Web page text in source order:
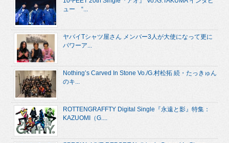
ュー “...
ヤバイTシャツ屋さん メンバー3人が大使になって更に
パワーア...
Nothing’s Carved In Stone Vo./G.村松拓 続・たっきゅん
のキ...
ROTTENGRAFFTY Digital Single『永遠と影』特集：
KAZUOMI（G....